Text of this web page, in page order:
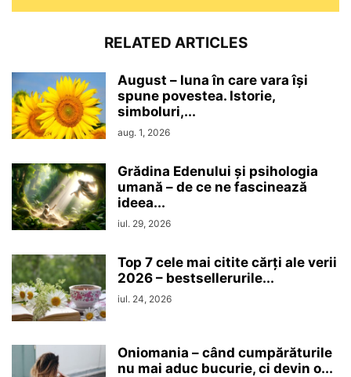
RELATED ARTICLES
August – luna în care vara își
spune povestea. Istorie,
simboluri,...
aug. 1, 2026
Grădina Edenului și psihologia
umană – de ce ne fascinează
ideea...
iul. 29, 2026
Top 7 cele mai citite cărți ale verii
2026 – bestsellerurile...
iul. 24, 2026
Oniomania – când cumpărăturile
nu mai aduc bucurie, ci devin o...